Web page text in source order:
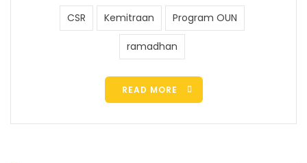
CSR Kemitraan Program OUN
ramadhan
READ MORE